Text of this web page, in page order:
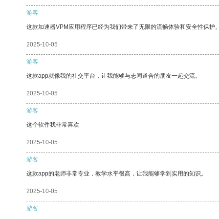
游客
这款加速器VPM应用程序已经为我们带来了无限的流畅体验和安全性保护
2025-10-05
游客
这款app就像我的社交平台，让我能够与志同道合的朋友一起交流。
2025-10-05
游客
这个软件我非常喜欢
2025-10-05
游客
这款app的老师非常专业，教学水平很高，让我能够学到实用的知识。
2025-10-05
游客